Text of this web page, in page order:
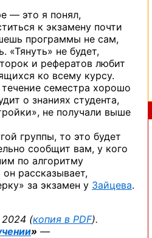
— это я понял,
к экзамену почти
программы не сам,
«Тянуть» не будет,
и рефератов любит
ко всему курсу.
семестра хорошо
о знаниях студента,
не получали выше
группы, то это будет
сообщит вам, у кого
по алгоритму
рассказывает,
за экзамен у Зайцева.
2024 (копия в PDF).
» —